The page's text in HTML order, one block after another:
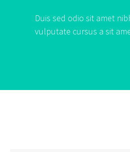
Duis sed odio sit amet
vulputate cursus a sit